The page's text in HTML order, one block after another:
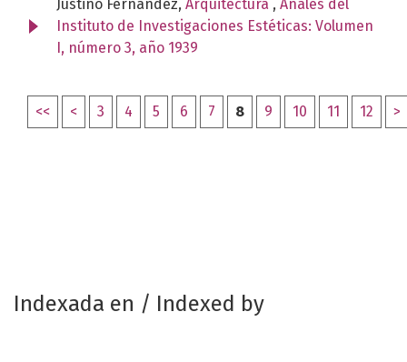
Justino Fernández, Arquitectura , Anales del
Instituto de Investigaciones Estéticas: Volumen
I, número 3, año 1939
<< < 3 4 5 6 7 8 9 10 11 12 >
Indexada en / Indexed by